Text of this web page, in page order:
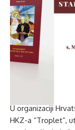
U organizaciji
HKZ-a “Troplet”,